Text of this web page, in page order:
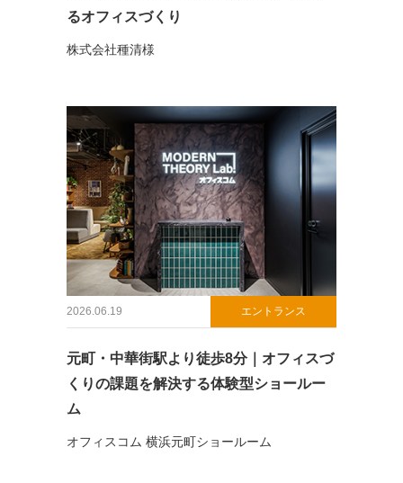
るオフィスづくり
株式会社種清様
2026.06.19 エントランス
元町・中華街駅より徒歩8分｜オフィスづ
くりの課題を解決する体験型ショールー
ム
オフィスコム 横浜元町ショールーム